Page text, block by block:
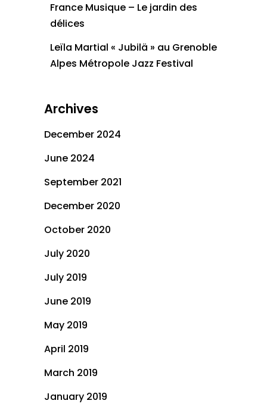
France Musique – Le jardin des
délices
Leïla Martial « Jubilä » au Grenoble
Alpes Métropole Jazz Festival
Archives
December 2024
June 2024
September 2021
December 2020
October 2020
July 2020
July 2019
June 2019
May 2019
April 2019
March 2019
January 2019